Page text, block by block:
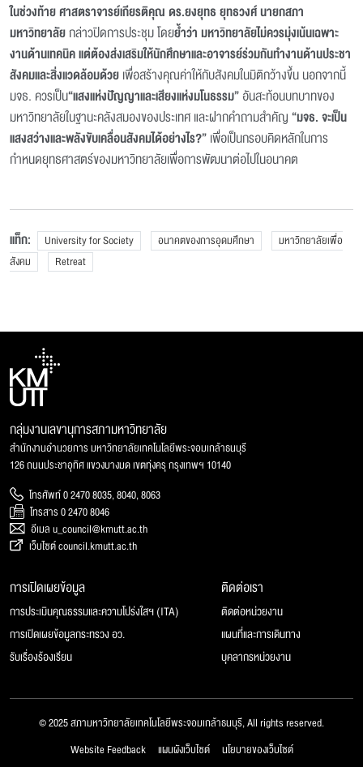
ในช่วงท้าย ศาสตราจารย์เกียรติคุณ ดร.ยงยุทธ ยุทธวงศ์ นายกสภา
มหาวิทยาลัยกล่าวปิดการประชุม โดยย้ำว่า มหาวิทยาลัยไม่ควรมุ่งเน้นเฉพาะ
งานด้านเทคนิค แต่ต้องส่งเสริมให้นักศึกษาและอาจารย์ร่วมกันทำงานด้านประชา
สังคมและสิ่งแวดล้อมด้วยเพื่อสร้างคุณค่าให้กับสังคมในมิติกว้างขึ้น นอกจากนี้
มจธ. ควรเป็น“แสงแห่งปัญญาและเสียงแห่งมโนธรรม”อันสะท้อนบทบาทของ
มหาวิทยาลัยในฐานะคลังสมองของประเทศ และฝากคำถามสำคัญ“มจธ. จะเป็น
แสงสว่างและพลังขับเคลื่อนสังคมได้อย่างไร?”เพื่อเป็นกรอบคิดหลักในการ
กำหนดยุทธศาสตร์ของมหาวิทยาลัยเพื่อการพัฒนาต่อไปในอนาคต
แท็ก: University for Society อนาคตของการอุดมศึกษา
มหาวิทยาลัยเพื่อ
สังคม
Retreat
กลุ่มงานเลขานุการสภามหาวิทยาลัย
สำนักงานอำนวยการ มหาวิทยาลัยเทคโนโลยีพระจอมเกล้าธนบุรี
126 ถนนประชาอุทิศ แขวงบางมด เขตทุ่งครุ กรุงเทพฯ 10140
โทรศัพท์ 0 2470 8035, 8040, 8063
โทรสาร 0 2470 8046
อีเมล u_council@kmutt.ac.th
เว็บไซต์ council.kmutt.ac.th
การเปิดเผยข้อมูล
การประเมินคุณธรรมและความโปร่งใสฯ (ITA)
การเปิดเผยข้อมูลกระทรวง อว.
รับเรื่องร้องเรียน
ติดต่อเรา
ติดต่อหน่วยงาน
แผนที่และการเดินทาง
บุคลากรหน่วยงาน
© 2025 สภามหาวิทยาลัยเทคโนโลยีพระจอมเกล้าธนบุรี, All rights reserved.
Website Feedback
แผนผังเว็บไซต์ นโยบายของเว็บไซต์